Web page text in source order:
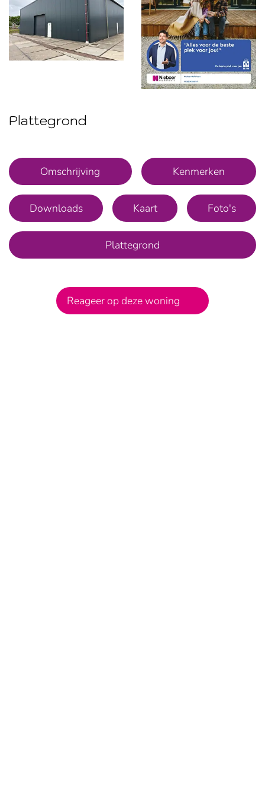
Plattegrond
album
overslaan Omschrijving Kenmerken
Downloads Kaart Foto's
Plattegrond
Reageer op deze woning